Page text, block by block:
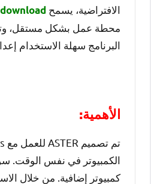
الافتراضية، يسمح
محطة عمل بشكل مستقل،
البرنامج سهلة الاستخدام
الأهمية:
الكمبيوتر في نفس الوقت.
كمبيوتر إضافية. من خلال